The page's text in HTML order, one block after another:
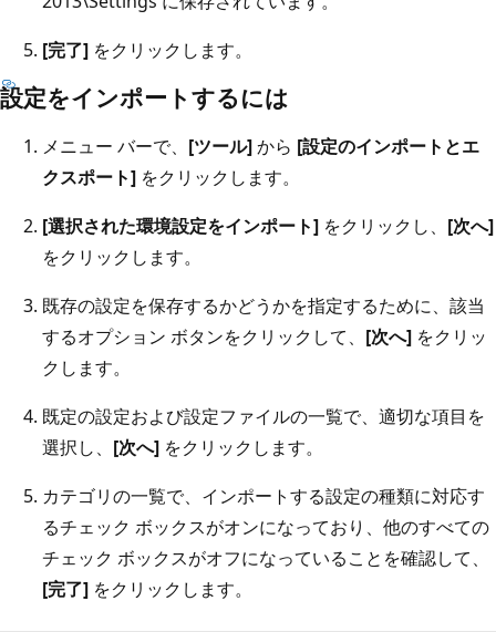
[完了] をクリックします。
設定をインポートするには
メニュー バーで、 [ツール]から [設定のインポートとエ
クスポート] をクリックします。
[選択された環境設定をインポート] をクリックし、 [次へ]
をクリックします。
既存の設定を保存するかどうかを指定するために、該当
するオプション ボタンをクリックして、 [次へ] をクリッ
クします。
既定の設定および設定ファイルの一覧で、適切な項目を
選択し、 [次へ] をクリックします。
カテゴリの一覧で、インポートする設定の種類に対応す
るチェック ボックスがオンになっており、他のすべての
チェック ボックスがオフになっていることを確認して、
[完了] をクリックします。